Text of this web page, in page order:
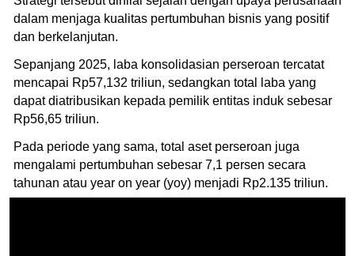
dalam menjaga kualitas pertumbuhan bisnis yang positif
dan berkelanjutan.
Sepanjang 2025, laba konsolidasian perseroan tercatat
mencapai Rp57,132 triliun, sedangkan total laba yang
dapat diatribusikan kepada pemilik entitas induk sebesar
Rp56,65 triliun.
Pada periode yang sama, total aset perseroan juga
mengalami pertumbuhan sebesar 7,1 persen secara
tahunan atau year on year (yoy) menjadi Rp2.135 triliun.